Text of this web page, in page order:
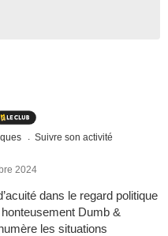
Suivre son activité
2024
dans le regard politique
Dumb &
les situations